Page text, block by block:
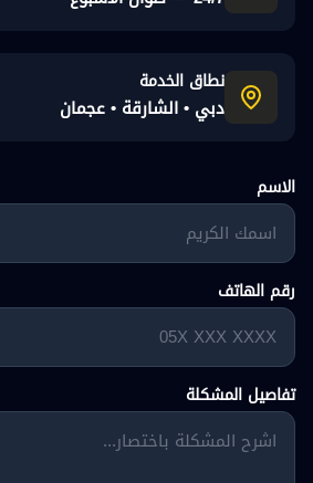
نطاق الخدمة
دبي • الشارقة • عجمان
الاسم
رقم الهاتف
تفاصيل المشكلة